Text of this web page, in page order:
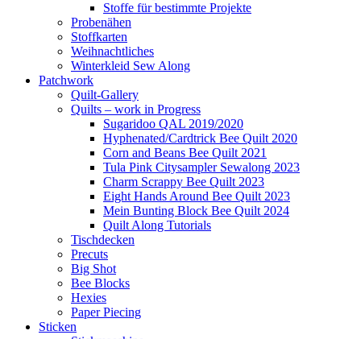
Stoffe für bestimmte Projekte
Probenähen
Stoffkarten
Weihnachtliches
Winterkleid Sew Along
Patchwork
Quilt-Gallery
Quilts – work in Progress
Sugaridoo QAL 2019/2020
Hyphenated/Cardtrick Bee Quilt 2020
Corn and Beans Bee Quilt 2021
Tula Pink Citysampler Sewalong 2023
Charm Scrappy Bee Quilt 2023
Eight Hands Around Bee Quilt 2023
Mein Bunting Block Bee Quilt 2024
Quilt Along Tutorials
Tischdecken
Precuts
Big Shot
Bee Blocks
Hexies
Paper Piecing
Sticken